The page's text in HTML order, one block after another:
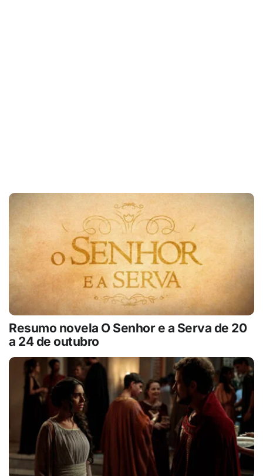
Resumo novela O Senhor e a Serva de 20
a 24 de outubro